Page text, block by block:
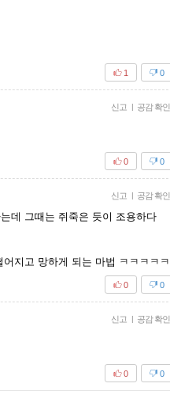
0
1
신고 | 공감 확인
0
0
신고 | 공감 확인
데 그때는 쥐죽은 듯이 조용하다
지고 망하게 되는 마법 ㅋㅋㅋㅋㅋ
0
0
신고 | 공감 확인
0
0